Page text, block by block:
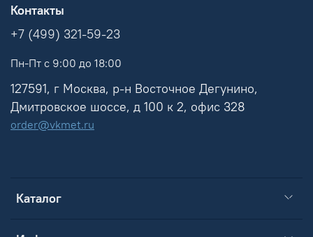
Каталог
Контакты
+7 (499) 321-59-23
Пн-Пт с 9:00 до 18:00
127591, г Москва, р-н Восточное Дегунино,
Дмитровское шоссе, д 100 к 2, офис 328
order@vkmet.ru